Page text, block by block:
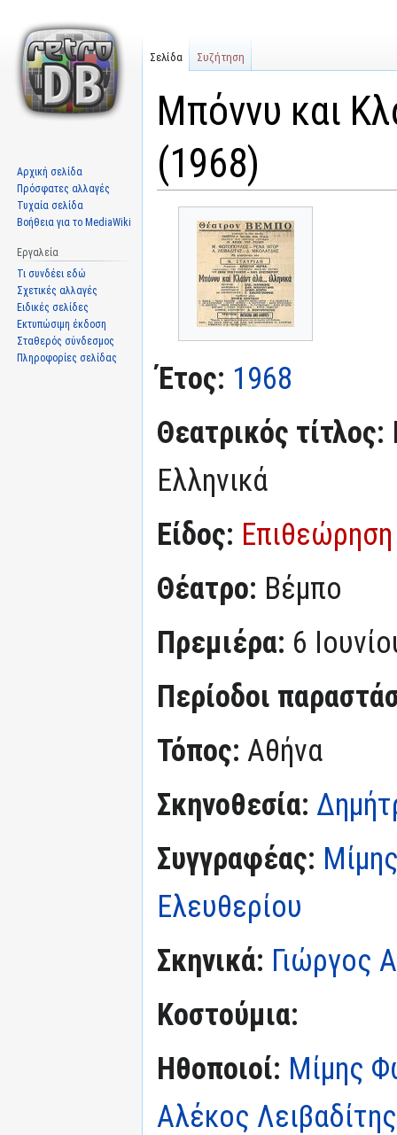
Μπόννυ και
(1968)
Έτος: 1968
Θεατρικός τίτλος:
Ελληνικά
Είδος: Επιθεώρηση
Θέατρο: Βέμπο
Πρεμιέρα: 6
Περίοδοι
Τόπος: Αθήνα
Σκηνοθεσία:
Συγγραφέας:
Ελευθερίου
Σκηνικά: Γιώργος
Κοστούμια:
Ηθοποιοί: Μίμης
Αλέκος Λειβαδίτης
Σελίδα Συζήτηση
Αρχική σελίδα
Πρόσφατες αλλαγές
Τυχαία σελίδα
Βοήθεια για το MediaWiki
Εργαλεία
Τι συνδέει εδώ
Σχετικές αλλαγές
Ειδικές σελίδες
Εκτυπώσιμη έκδοση
Σταθερός σύνδεσμος
Πληροφορίες σελίδας